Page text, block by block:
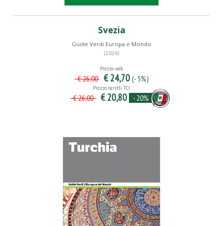
Svezia
Guide Verdi Europa e Mondo
(2024)
Prezzo web
€ 26,00 € 24,70 (- 5%)
Prezzo iscritti TCI
€ 26,00 € 20,80 - 20%